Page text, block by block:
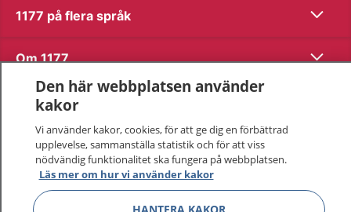
1177 på flera språk Visa
Om 1177 Visa
Kontakt
Behandling av personuppgifter
Hantering av kakor
Den här webbplatsen använder
kakor
Vi använder kakor, cookies, för att ge dig en förbättrad
upplevelse, sammanställa statistik och för att viss
nödvändig funktionalitet ska fungera på webbplatsen.
Läs mer om hur vi använder kakor